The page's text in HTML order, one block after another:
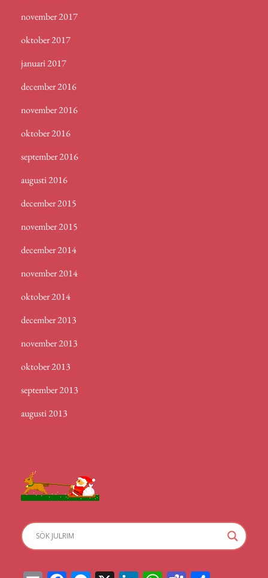
november 2017
oktober 2017
januari 2017
december 2016
november 2016
oktober 2016
september 2016
augusti 2016
december 2015
november 2015
december 2014
november 2014
oktober 2014
december 2013
november 2013
oktober 2013
september 2013
augusti 2013